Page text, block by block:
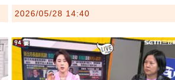
2026/05/28 14:40